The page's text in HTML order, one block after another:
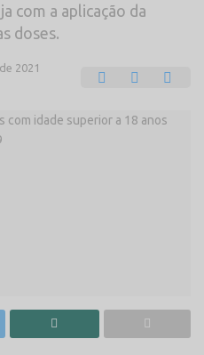
com a aplicação da
doses.
2021